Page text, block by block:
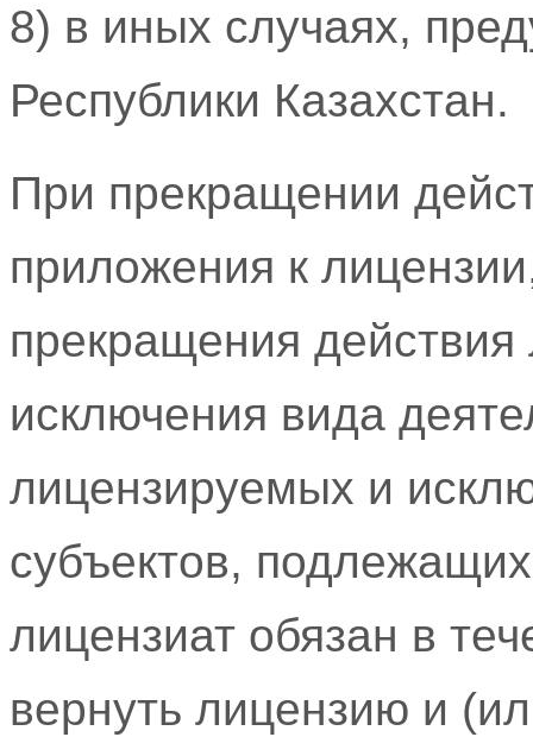
8) в иных случаях,
Республики Казахстан.
При прекращении
приложения к
прекращения действия
исключения вида
лицензируемых и
субъектов,
лицензиат обязан в
вернуть лицензию и